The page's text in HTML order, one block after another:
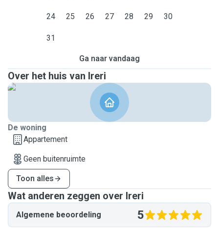
24 25 26 27 28 29 30
31
Ga naar vandaag
Over het huis van Ireri
De woning
Appartement
Geen buitenruimte
Toon alles
Wat anderen zeggen over Ireri
Algemene beoordeling 5